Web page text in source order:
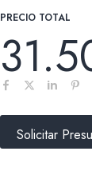
PRECIO TOTAL
Solicitar